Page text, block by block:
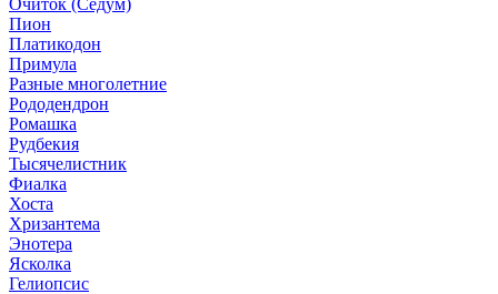
Пион
Платикодон
Примула
Разные многолетние
Рододендрон
Ромашка
Рудбекия
Тысячелистник
Фиалка
Хоста
Хризантема
Энотера
Ясколка
Гелиопсис